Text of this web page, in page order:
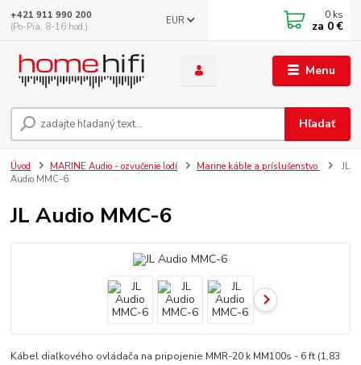
Menu
EUR
Hľadať
+421 911 990 200
(Po-Pia, 8-16 hod.)
0 ks
za 0 €
Úvod MARINE Audio - ozvučenie lodí Marine káble a príslušenstvo
JL
Audio MMC-6
JL Audio MMC-6
Kábel diaľkového ovládača na pripojenie MMR-20 k MM100s - 6 ft (1,83